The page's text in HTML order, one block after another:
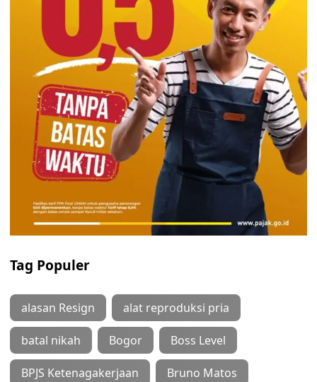
Tag Populer
alasan Resign alat reproduksi pria
batal nikah Bogor Boss Level
BPJS Ketenagakerjaan Bruno Matos